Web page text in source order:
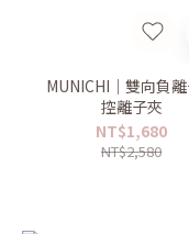
MUNICHI｜雙向負
控離子夾
NT$1,680
NT$2,580